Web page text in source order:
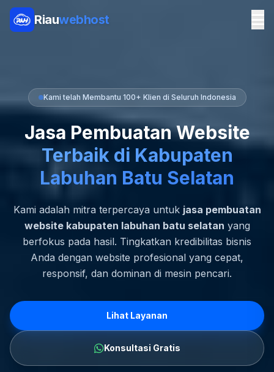
Riauwebhost
Kami telah Membantu 100+ Klien di Seluruh Indonesia
Jasa Pembuatan Website
Terbaik di Kabupaten
Labuhan Batu Selatan
Kami adalah mitra terpercaya untuk jasa pembuatan
website kabupaten labuhan batu selatan yang
berfokus pada hasil. Tingkatkan kredibilitas bisnis
Anda dengan website profesional yang cepat,
responsif, dan dominan di mesin pencari.
Lihat Layanan
Konsultasi Gratis